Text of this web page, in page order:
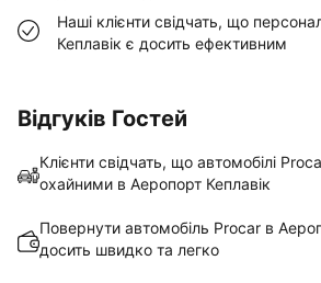
Наші клієнти свідчать, що
Кеплавік є досить ефективним
Відгуків Гостей
Клієнти свідчать, що автомобілі
охайними в Аеропорт Кеплавік
Повернути автомобіль Procar в
досить швидко та легко